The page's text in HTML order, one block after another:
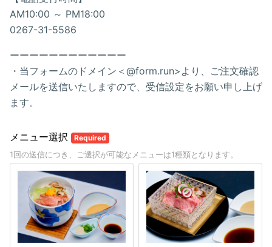
AM10:00 ～ PM18:00
0267-31-5586
ーーーーーーーーーーーー
・当フォームのドメイン＜@form.run>より、ご注文確認
メールを送信いたしますので、受信設定をお願い申し上げ
ます。
メニュー選択 Required
1回の送信につき、ご選択が可能なメニューは1種類となります。